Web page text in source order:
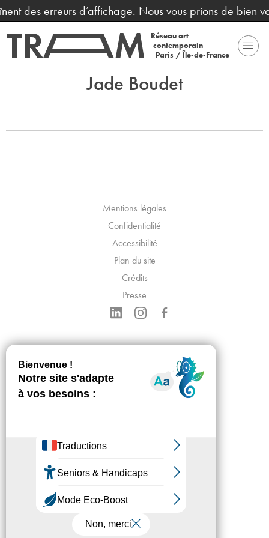
des erreurs d’affichage. Nous vous prions de bien
Réseau art
contemporain
Paris / Île-de-France
Jade Boudet
Mentions légales
Confidentialité
Accessibilité
Plan du site
Crédits
Presse